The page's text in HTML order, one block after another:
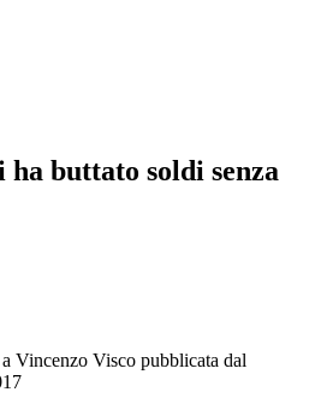
buttato soldi senza
Vincenzo Visco pubblicata dal